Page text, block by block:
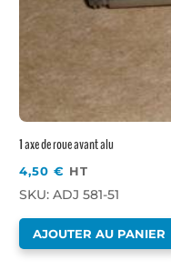
1 axe de roue avant alu
4,50€ HT
SKU: ADJ 581-51
AJOUTER AU PANIER